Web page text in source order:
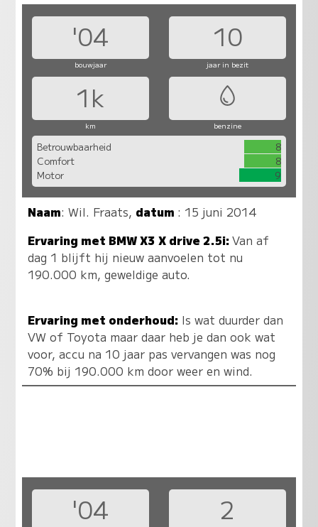
'04 10
bouwjaar jaar in bezit
1k
km benzine
Betrouwbaarheid
8
Comfort
8
Motor
9
Naam:Wil. Fraats, datum : 15 juni 2014
Ervaring met BMW X3 X drive 2.5i:Van af
dag 1 blijft hij nieuw aanvoelen tot nu
190.000 km, geweldige auto.
Ervaring met onderhoud: Is wat duurder dan
VW of Toyota maar daar heb je dan ook wat
voor, accu na 10 jaar pas vervangen was nog
70% bij 190.000 km door weer en wind.
'04 2